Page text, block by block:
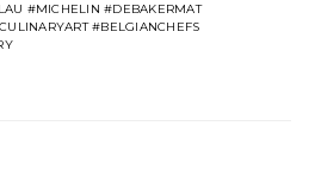
#MICHELIN #DEBAKERMAT
#BELGIANCHEFS